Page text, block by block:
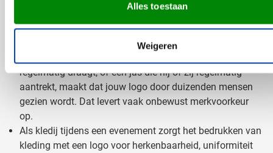
Alles toestaan
Weigeren
Als relatiegeschenk zorgt het bedrukken van kleding voor
regelmatig draagt, of een jas die hij of zij regelmatig
aantrekt, maakt dat jouw logo door duizenden mensen
gezien wordt. Dat levert vaak onbewust merkvoorkeur
op.
Als kledij tijdens een evenement zorgt het bedrukken van
kleding met een logo voor herkenbaarheid, uniformiteit